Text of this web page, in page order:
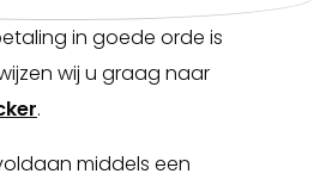
in goede orde is
wij u graag naar
.
middels een